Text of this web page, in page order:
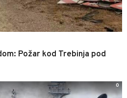
Požar kod Trebinja pod
0